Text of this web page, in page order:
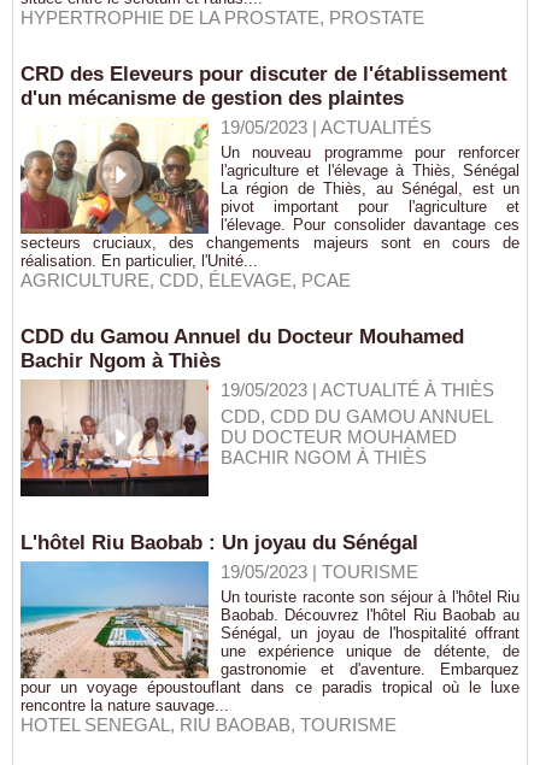
HYPERTROPHIE DE LA PROSTATE, PROSTATE
CRD des Eleveurs pour discuter de l'établissement
d'un mécanisme de gestion des plaintes
19/05/2023| ACTUALITÉS
Un nouveau programme pour renforcer
l'agriculture et l'élevage à Thiès, Sénégal
La région de Thiès, au Sénégal, est un
pivot important pour l'agriculture et
l'élevage. Pour consolider davantage ces
secteurs cruciaux, des changements majeurs sont en cours de
réalisation. En particulier, l'Unité...
AGRICULTURE, CDD, ÉLEVAGE, PCAE
CDD du Gamou Annuel du Docteur Mouhamed
Bachir Ngom à Thiès
19/05/2023| ACTUALITÉ À THIÈS
CDD, CDD DU GAMOU ANNUEL
DU DOCTEUR MOUHAMED
BACHIR NGOM À THIÈS
L'hôtel Riu Baobab : Un joyau du Sénégal
19/05/2023| TOURISME
Un touriste raconte son séjour à l'hôtel Riu
Baobab. Découvrez l'hôtel Riu Baobab au
Sénégal, un joyau de l'hospitalité offrant
une expérience unique de détente, de
gastronomie et d'aventure. Embarquez
pour un voyage époustouflant dans ce paradis tropical où le luxe
rencontre la nature sauvage...
HOTEL SENEGAL , RIU BAOBAB, TOURISME